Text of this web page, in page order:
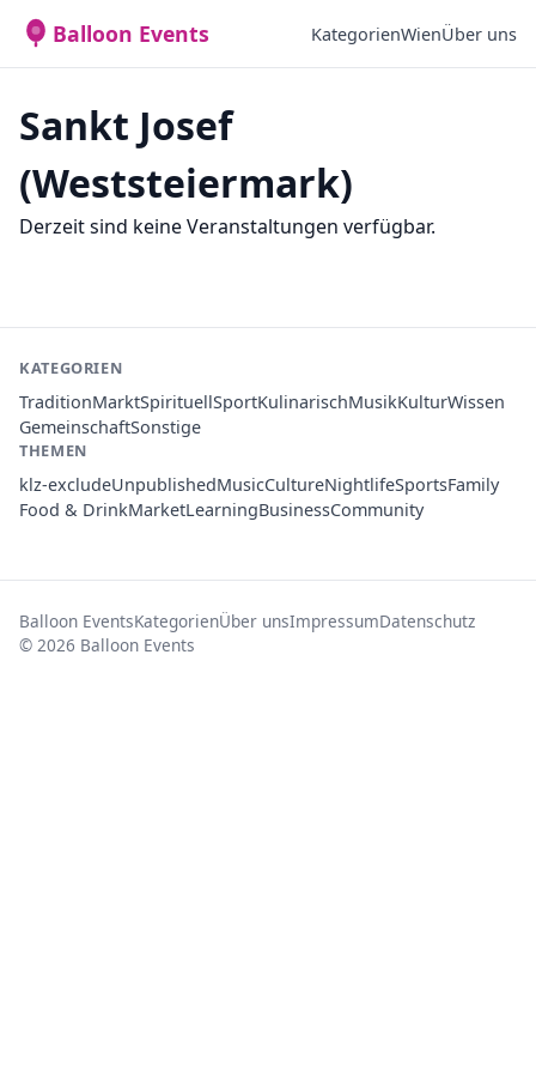
Balloon Events KategorienWienÜber uns
Sankt Josef
(Weststeiermark)
Derzeit sind keine Veranstaltungen verfügbar.
KATEGORIEN
TraditionMarktSpirituellSportKulinarischMusikKulturWissen
GemeinschaftSonstige
THEMEN
klz-excludeUnpublishedMusicCultureNightlifeSportsFamily
Food & DrinkMarketLearningBusinessCommunity
Balloon EventsKategorienÜber unsImpressumDatenschutz
© 2026 Balloon Events